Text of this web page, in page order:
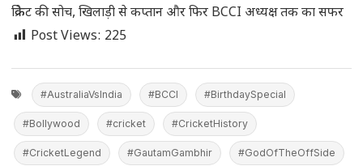
क्रिकेट की सोच, खिलाड़ी से कप्तान और फिर BCCI अध्यक्ष तक का सफर
Post Views: 225
#AustraliaVsIndia #BCCI #BirthdaySpecial
#Bollywood #cricket #CricketHistory
#CricketLegend #GautamGambhir #GodOfTheOffSide